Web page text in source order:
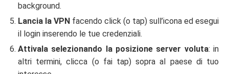
background.
Lancia la VPN facendo click (o tap) sull’icona ed esegui
il login inserendo le tue credenziali.
Attivala selezionando la posizione server voluta: in
altri termini, clicca (o fai tap) sopra al paese di tuo